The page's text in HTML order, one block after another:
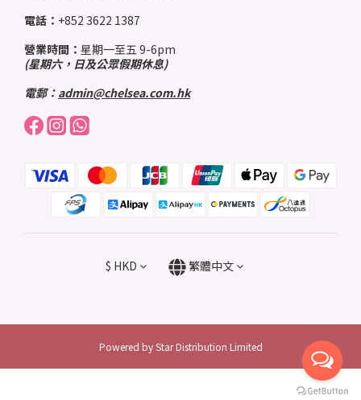
立即購買
電話： +852 3622 1387
營業時間： 星期一至五 9-6pm
(星期六，日及公眾假期休息)
電郵： admin@chelsea.com.hk
$ HKD 繁體中文
Powered by Star Distribution Limited